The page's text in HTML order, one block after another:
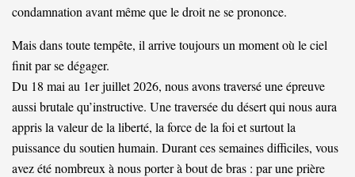
condamnation avant même que le droit ne se prononce.
Mais dans toute tempête, il arrive toujours un moment où le ciel
finit par se dégager.
Du 18 mai au 1er juillet 2026, nous avons traversé une épreuve
aussi brutale qu’instructive. Une traversée du désert qui nous aura
appris la valeur de la liberté, la force de la foi et surtout la
puissance du soutien humain. Durant ces semaines difficiles, vous
avez été nombreux à nous porter à bout de bras : par une prière